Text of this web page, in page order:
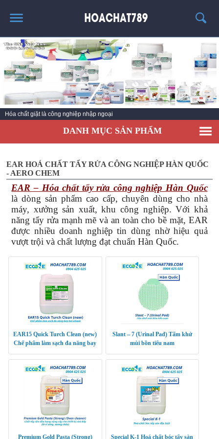
TRANG CHỦ
SẢN PHẨM HÓT
THÔNG TIN VỀ HÓA CHẤT
TIN TỨC
SẢN PHẨM
Hóa chất giặt là công nghiệp nhập ngoại
DANH MỤC SẢN PHẨM
EAR HOÁ CHẤT TẨY RỬA CÔNG NGHIỆP HÀN QUỐC
- AERO CHEM
EAR – Hóa chất tẩy rửa công nghiệp Hàn Quốc
là dòng sản phẩm cao cấp, chuyên dùng cho nhà
máy, xưởng sản xuất, khu công nghiệp. Với khả
năng tẩy rửa mạnh mẽ và an toàn cho bề mặt, EAR
được nhiều doanh nghiệp tin dùng nhờ hiệu quả
vượt trội và chất lượng đạt chuẩn Hàn Quốc.
EAR15 Quick Turch Clean (new)
Chế phẩm làm sạch đa năng bay
Slant – 7 (Urinal Pad) Tấm khử
mùi bồn tiểu nam
Premium Gold Pasta (Strong)
Special K-1 Hoá chất bóc tẩy sàn